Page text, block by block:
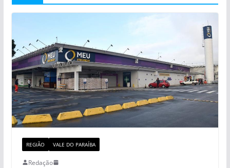
REGIÃO VALE DO PARAÍBA
Redação